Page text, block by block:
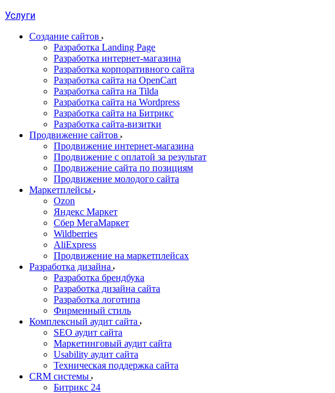
Услуги
Создание сайтов
Разработка Landing Page
Разработка интернет-магазина
Разработка корпоративного сайта
Разработка сайта на OpenCart
Разработка сайта на Tilda
Разработка сайта на Wordpress
Разработка сайта на Битрикс
Разработка сайта-визитки
Продвижение сайтов
Продвижение интернет-магазина
Продвижение с оплатой за результат
Продвижение сайта по позициям
Продвижение молодого сайта
Маркетплейсы
Ozon
Яндекс Маркет
Сбер МегаМаркет
Wildberries
AliExpress
Продвижение на маркетплейсах
Разработка дизайна
Разработка брендбука
Разработка дизайна сайта
Разработка логотипа
Фирменный стиль
Комплексный аудит сайта
SEO аудит сайта
Маркетинговый аудит сайта
Usability аудит сайта
Техническая поддержка сайта
CRM системы
Битрикс 24